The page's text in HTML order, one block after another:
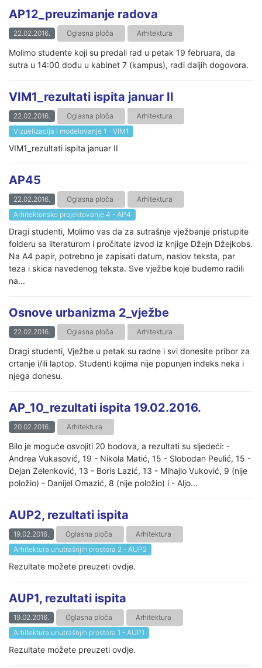
AP12_preuzimanje radova
22.02.2016. Oglasna ploča Arhitektura
Molimo studente koji su predali rad u petak 19 februara, da
sutra u 14:00 dođu u kabinet 7 (kampus), radi daljih dogovora.
VIM1_rezultati ispita januar II
22.02.2016. Oglasna ploča
Arhitektura
Vizuelizacija i modelovanje 1 - VIM1
VIM1_rezultati ispita januar II
AP45
22.02.2016. Oglasna ploča
Arhitektura
Arhitektonsko projektovanje 4 - AP4
Dragi studenti, Molimo vas da za sutrašnje vježbanje pristupite
folderu sa literaturom i pročitate izvod iz knjige Džejn Džejkobs.
Na A4 papir, potrebno je zapisati datum, naslov teksta, par
teza i skica navedenog teksta. Sve vježbe koje budemo radili
na...
Osnove urbanizma 2_vježbe
22.02.2016. Oglasna ploča Arhitektura
Dragi studenti, Vježbe u petak su radne i svi donesite pribor za
crtanje i/ili laptop. Studenti kojima nije popunjen indeks neka i
njega donesu.
AP_10_rezultati ispita 19.02.2016.
20.02.2016. Arhitektura
Bilo je moguće osvojiti 20 bodova, a rezultati su sljedeći: -
Andrea Vukasović, 19 - Nikola Matić, 15 - Slobodan Peulić, 15 -
Dejan Zelenković, 13 - Boris Lazić, 13 - Mihajlo Vuković, 9 (nije
položio) - Danijel Omazić, 8 (nije položio) i - Aljo...
AUP2, rezultati ispita
19.02.2016. Oglasna ploča
Arhitektura
Arhitektura unutrašnjih prostora 2 - AUP2
Rezultate možete preuzeti ovdje.
AUP1, rezultati ispita
19.02.2016. Oglasna ploča
Arhitektura
Arhitektura unutrašnjih prostora 1 - AUP1
Rezultate možete preuzeti ovdje.